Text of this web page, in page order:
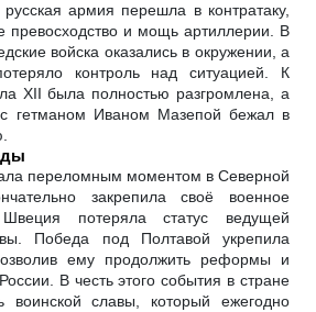
армия перешла в контратаку,
превосходство и мощь артиллерии. В
войска оказались в окружении, а
контроль над ситуацией. К
XII была полностью разгромлена, а
гетманом Иваном Мазепой бежал в
переломным моментом в Северной
закрепила своё военное
потеряла статус ведущей
Победа под Полтавой укрепила
ему продолжить реформы и
В честь этого события в стране
славы, который ежегодно